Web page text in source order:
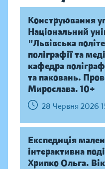
Конструювання
Національний
"Львівська
поліграфії та
кафедра
та паковань.
Мирослава. 10+
28 Червня 2026
Експедиція
інтерактивна
Хрипко Ольга.